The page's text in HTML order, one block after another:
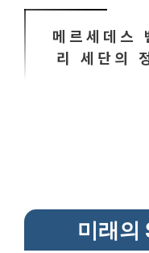
메르세데
리 세단의
미래의